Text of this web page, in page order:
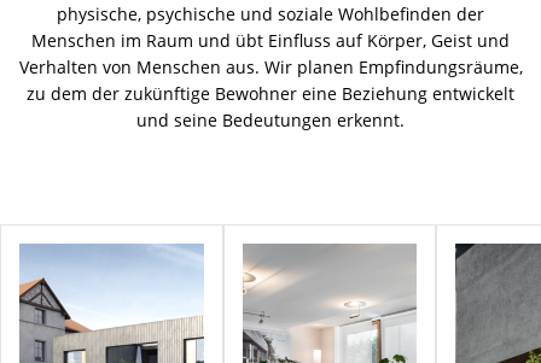
physische, psychische und soziale Wohlbefinden der
Menschen im Raum und übt Einfluss auf Körper, Geist und
Verhalten von Menschen aus. Wir planen Empfindungsräume,
zu dem der zukünftige Bewohner eine Beziehung entwickelt
und seine Bedeutungen erkennt.